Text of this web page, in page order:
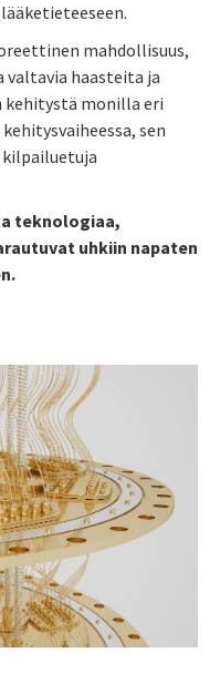
.
mahdollisuus,
valtavia haasteita ja
monilla eri
sen
teknologiaa,
uhkiin napaten